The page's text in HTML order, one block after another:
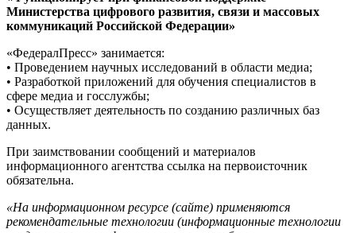
Министерства цифрового развития, связи и массовых
коммуникаций Российской Федерации»
«ФедералПресс» занимается:
• Проведением научных исследований в области медиа;
• Разработкой приложений для обучения специалистов в
сфере медиа и госслужбы;
• Осуществляет деятельность по созданию различных баз
данных.
При заимствовании сообщений и материалов
информационного агентства ссылка на первоисточник
обязательна.
«На информационном ресурсе (сайте) применяются
рекомендательные технологии (информационные технологии